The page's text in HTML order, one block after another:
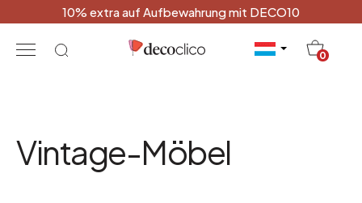
10% extra auf Aufbewahrung mit DECO10
0
Vintage-Möbel